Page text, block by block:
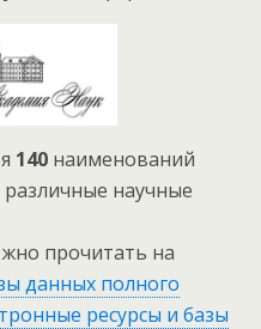
140 наименований
научные
прочитать на
данных полного
ресурсы и базы